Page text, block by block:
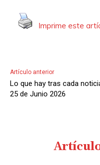
Imprime este
Artículo anterior
Lo que hay tras cada
25 de Junio 2026